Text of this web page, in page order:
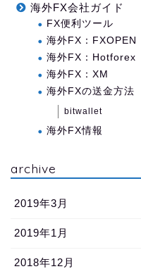
海外FX会社ガイド
FX便利ツール
海外FX：FXOPEN
海外FX：Hotforex
海外FX：XM
海外FXの送金方法
bitwallet
海外FX情報
archive
2019年3月
2019年1月
2018年12月